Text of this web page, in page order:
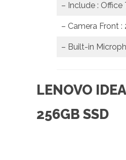
– Include : Office
– Camera Front :
– Built-in
LENOVO
256GB SSD
MOST VIEWED POST